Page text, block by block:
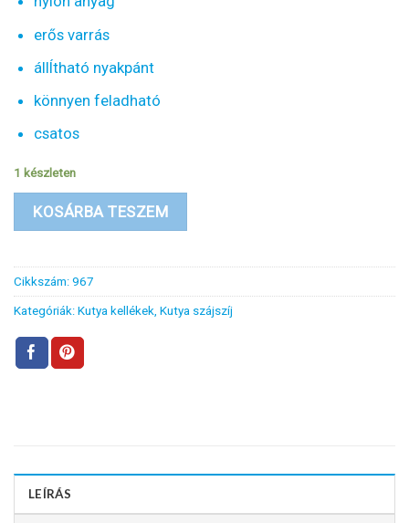
erős varrás
állÍtható nyakpánt
könnyen feladható
csatos
1 készleten
KOSÁRBA TESZEM
Cikkszám: 967
Kategóriák: Kutya kellékek Kutya szájszíj
LEÍRÁS